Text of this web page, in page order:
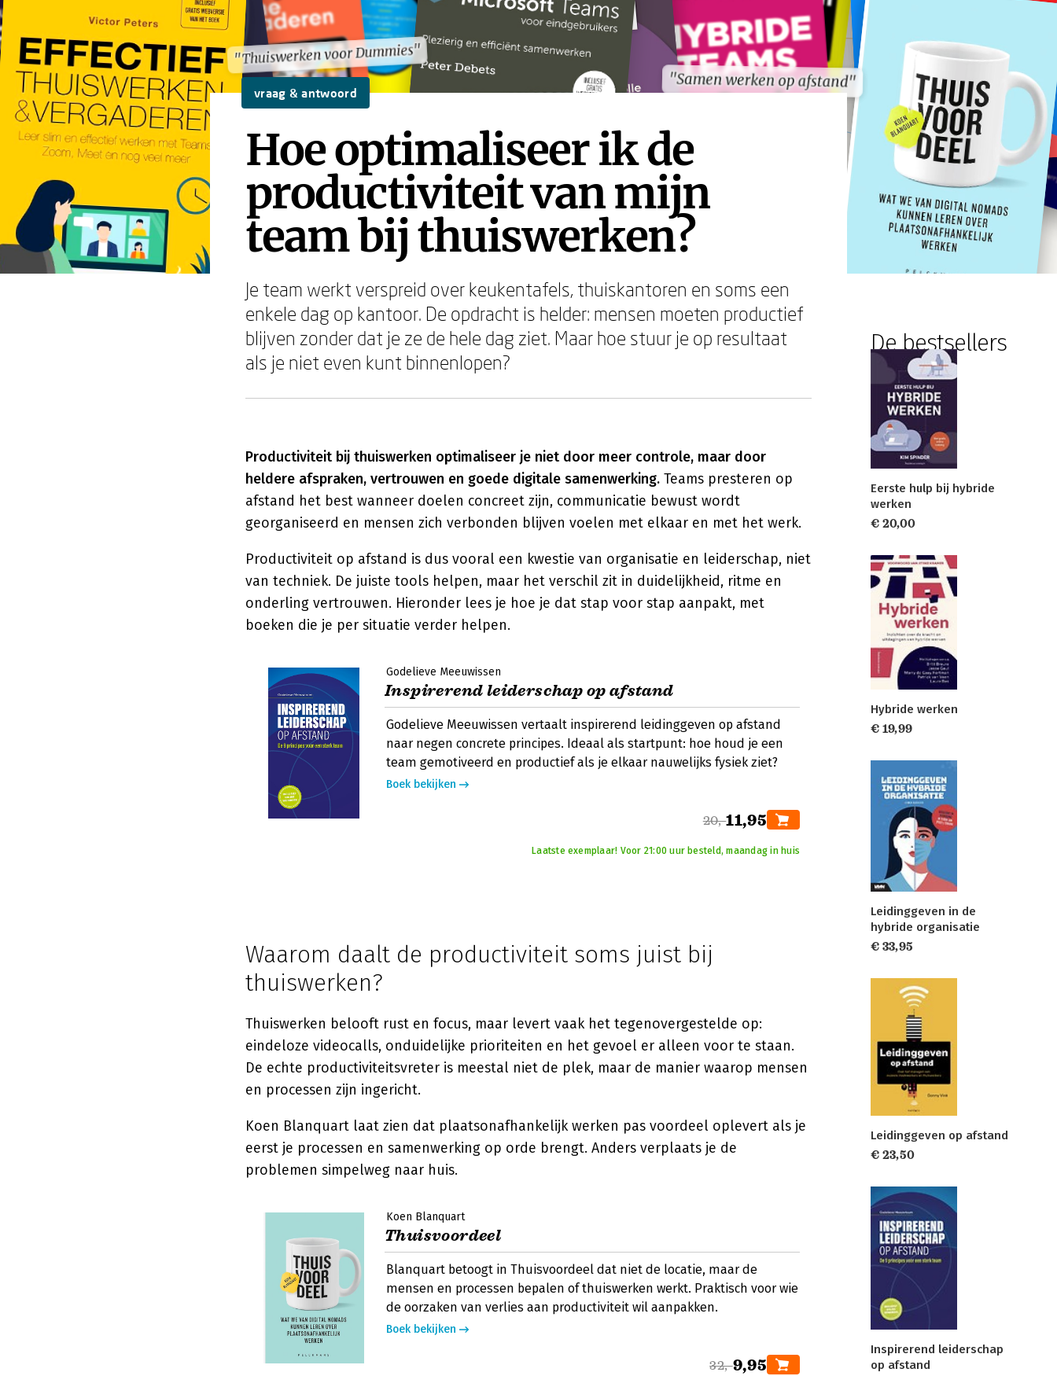
"Thuiswerken voor Dummies"
"Samen werken op afstand"
"Thuiswerken voor Dummies"
"Samen werken op afstand"
vraag & antwoord
Hoe optimaliseer ik de
productiviteit van mijn
team bij thuiswerken?
Je team werkt verspreid over keukentafels, thuiskantoren en soms een
enkele dag op kantoor. De opdracht is helder: mensen moeten productief
blijven zonder dat je ze de hele dag ziet. Maar hoe stuur je op resultaat
als je niet even kunt binnenlopen?
Productiviteit bij thuiswerken optimaliseer je niet door meer controle, maar door
heldere afspraken, vertrouwen en goede digitale samenwerking. Teams presteren op
afstand het best wanneer doelen concreet zijn, communicatie bewust wordt
georganiseerd en mensen zich verbonden blijven voelen met elkaar en met het werk.
Productiviteit op afstand is dus vooral een kwestie van organisatie en leiderschap, niet
van techniek. De juiste tools helpen, maar het verschil zit in duidelijkheid, ritme en
onderling vertrouwen. Hieronder lees je hoe je dat stap voor stap aanpakt, met
boeken die je per situatie verder helpen.
Godelieve Meeuwissen
Inspirerend leiderschap op afstand
Godelieve Meeuwissen vertaalt inspirerend leidinggeven op afstand
naar negen concrete principes. Ideaal als startpunt: hoe houd je een
team gemotiveerd en productief als je elkaar nauwelijks fysiek ziet?
Boek bekijken
20,-11,95
Laatste exemplaar! Voor 21:00 uur besteld, maandag in huis
Waarom daalt de productiviteit soms juist bij
thuiswerken?
Thuiswerken belooft rust en focus, maar levert vaak het tegenovergestelde op:
eindeloze videocalls, onduidelijke prioriteiten en het gevoel er alleen voor te staan.
De echte productiviteitsvreter is meestal niet de plek, maar de manier waarop mensen
en processen zijn ingericht.
Koen Blanquart laat zien dat plaatsonafhankelijk werken pas voordeel oplevert als je
eerst je processen en samenwerking op orde brengt. Anders verplaats je de
problemen simpelweg naar huis.
Koen Blanquart
Thuisvoordeel
Blanquart betoogt in Thuisvoordeel dat niet de locatie, maar de
mensen en processen bepalen of thuiswerken werkt. Praktisch voor wie
de oorzaken van verlies aan productiviteit wil aanpakken.
Boek bekijken
32,-9,95
De bestsellers
Eerste hulp bij hybride
werken
€ 20,00
Hybride werken
€ 19,99
Leidinggeven in de
hybride organisatie
€ 33,95
Leidinggeven op afstand
€ 23,50
Inspirerend leiderschap
op afstand